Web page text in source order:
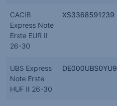
CACIB
Express Note
Erste EUR II
26-30
XS3368591239
UBS Express
Note Erste
HUF II 26-30
DE000UBS0YU9